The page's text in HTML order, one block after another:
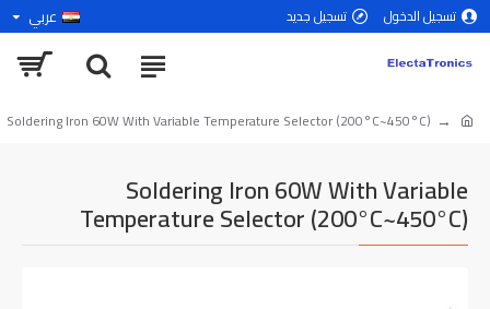
تسجيل الدخول تسجيل جديد عربي
Soldering Iron 60W With Variable Temperature Selector (200°C~450°C)
Soldering Iron 60W With Variable
Temperature Selector (200°C~450°C)